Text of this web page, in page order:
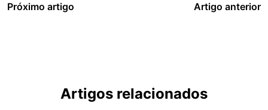
Próximo artigo Artigo anterior
Artigos relacionados